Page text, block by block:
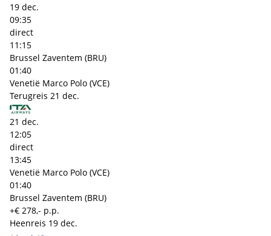
19 dec.
09:35
direct
11:15
Brussel Zaventem (BRU)
01:40
Venetië Marco Polo (VCE)
Terugreis 21 dec.
21 dec.
12:05
direct
13:45
Venetië Marco Polo (VCE)
01:40
Brussel Zaventem (BRU)
+€ 278,- p.p.
Heenreis 19 dec.